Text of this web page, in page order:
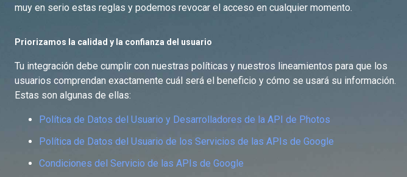
muy en serio estas reglas y podemos revocar el acceso en cualquier momento.
Priorizamos la calidad y la confianza del usuario
Tu integración debe cumplir con nuestras políticas y nuestros lineamientos para que los
usuarios comprendan exactamente cuál será el beneficio y cómo se usará su información.
Estas son algunas de ellas:
Política de Datos del Usuario y Desarrolladores de la API de Photos
Política de Datos del Usuario de los Servicios de las APIs de Google
Condiciones del Servicio de las APIs de Google